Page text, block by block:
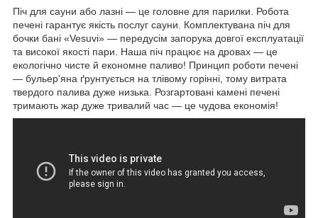
Піч для сауни або лазні — це головне для парилки. Робота
печені гарантує якість послуг сауни. Комплектувана піч для
бочки бані «Vesuvi» — передусім запорука довгої експлуатації
та високої якості пари. Наша піч працює на дровах — це
екологічно чисте й економне паливо! Принцип роботи печені
— бульер'яна ґрунтується на тлівому горінні, тому витрата
твердого палива дуже низька. Розгартовані камені печені
тримають жар дуже тривалий час — це чудова економія!